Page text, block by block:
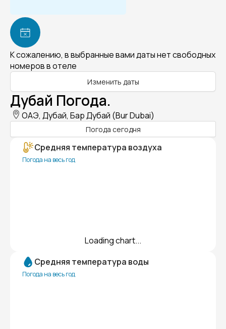
К сожалению, в выбранные вами даты нет свободных
номеров в отеле
Изменить даты
Дубай Погода.
ОАЭ, Дубай, Бар Дубай (Bur Dubai)
Погода сегодня
Средняя температура воздуха
Погода на весь год
Loading chart...
Средняя температура воды
Погода на весь год